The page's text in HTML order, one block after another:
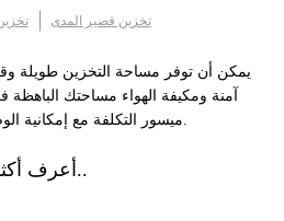
تخزين قصير المدى
يمكن أن توفر مساحة التخزين طويلة
آمنة ومكيفة الهواء مساحتك الباهظة
أعرف أكثر..